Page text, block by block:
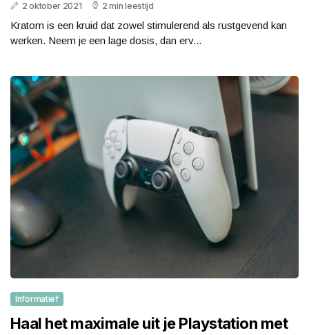
2 oktober 2021 2 min leestijd
Kratom is een kruid dat zowel stimulerend als rustgevend kan
werken. Neem je een lage dosis, dan erv...
Informatief
Haal het maximale uit je Playstation met